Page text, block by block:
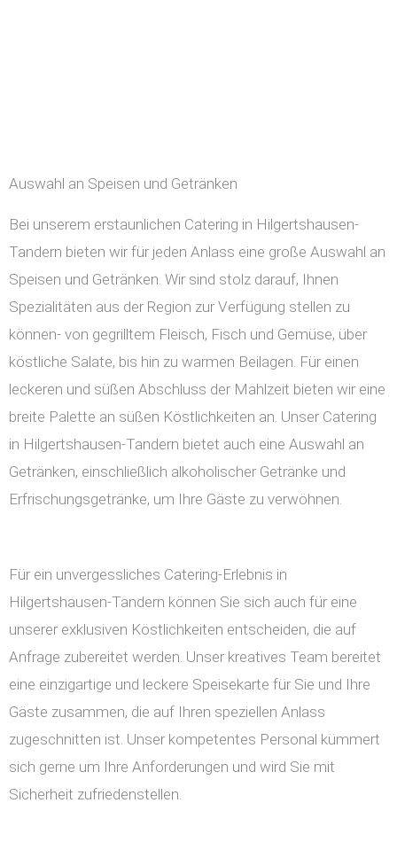
Auswahl an Speisen und Getränken
Bei unserem erstaunlichen Catering in Hilgertshausen-
Tandern bieten wir für jeden Anlass eine große Auswahl an
Speisen und Getränken. Wir sind stolz darauf, Ihnen
Spezialitäten aus der Region zur Verfügung stellen zu
können- von gegrilltem Fleisch, Fisch und Gemüse, über
köstliche Salate, bis hin zu warmen Beilagen. Für einen
leckeren und süßen Abschluss der Mahlzeit bieten wir eine
breite Palette an süßen Köstlichkeiten an. Unser Catering
in Hilgertshausen-Tandern bietet auch eine Auswahl an
Getränken, einschließlich alkoholischer Getränke und
Erfrischungsgetränke, um Ihre Gäste zu verwöhnen.
Für ein unvergessliches Catering-Erlebnis in
Hilgertshausen-Tandern können Sie sich auch für eine
unserer exklusiven Köstlichkeiten entscheiden, die auf
Anfrage zubereitet werden. Unser kreatives Team bereitet
eine einzigartige und leckere Speisekarte für Sie und Ihre
Gäste zusammen, die auf Ihren speziellen Anlass
zugeschnitten ist. Unser kompetentes Personal kümmert
sich gerne um Ihre Anforderungen und wird Sie mit
Sicherheit zufriedenstellen.